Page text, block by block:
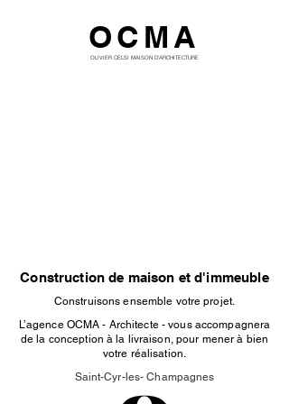
OCMA
OLIVIER CELSI MAISON D'ARCHITECTURE
Construction de maison et d'immeuble
Construisons ensemble votre projet.
L’agence OCMA - Architecte - vous accompagnera
de la conception à la livraison, pour mener à bien
votre réalisation.
Saint-Cyr-les- Champagnes